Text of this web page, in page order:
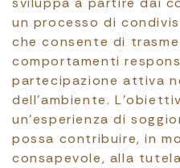
un processo di
che consente di
comportamenti
partecipazione attiva
dell’ambiente.
un’esperienza di
possa contribuire, in
consapevole, alla